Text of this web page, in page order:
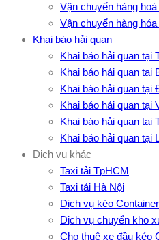
Vận chuyển hàng
Vận chuyển hàng
Khai báo hải quan
Khai báo hải quan tại
Khai báo hải quan tại
Khai báo hải quan tại
Khai báo hải quan tại
Khai báo hải quan tại
Khai báo hải quan tại
Dịch vụ khác
Taxi tải TpHCM
Taxi tải Hà Nội
Dịch vụ kéo Container
Dịch vụ chuyển kho
Cho thuê xe đầu kéo